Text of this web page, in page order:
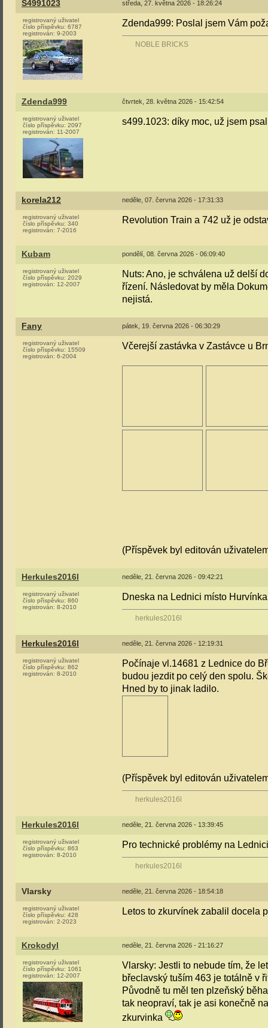
S4991023 středa, 27. května 2026 - 18:26:24
registrovaný uživatel
číslo příspěvku: 6787
registrován: 9-2003
Zdenda999: Poslal jsem Vám
NOBLE BRICKS
Zdenda999 čtvrtek, 28. května 2026 - 15:42:54
registrovaný uživatel
číslo příspěvku: 2097
registrován: 11-2007
s499.1023: díky moc, už jsem
korela212 neděle, 07. června 2026 - 17:31:33
registrovaný uživatel
číslo příspěvku: 340
registrován: 7-2016
Revolution Train a 742 už je
Kubam pondělí, 08. června 2026 - 06:09:40
registrovaný uživatel
číslo příspěvku: 2029
registrován: 12-2007
Nuts: Ano, je schválena už delší
řízení. Následovat by měla
nejistá.
Fany pátek, 19. června 2026 - 06:30:29
registrovaný uživatel
číslo příspěvku: 15509
registrován: 6-2004
Včerejší zastávka v Zastávce u
(Příspěvek byl editován
Herkules2016l neděle, 21. června 2026 - 09:42:21
registrovaný uživatel
číslo příspěvku: 860
registrován: 8-2010
Dneska na Lednici místo
herkules2016l
Herkules2016l neděle, 21. června 2026 - 12:19:31
registrovaný uživatel
číslo příspěvku: 862
registrován: 8-2010
Počínaje vl.14681 z Lednice do
budou jezdit po celý den spolu.
Hned by to jinak ladilo.
(Příspěvek byl editován
herkules2016l
Herkules2016l neděle, 21. června 2026 - 13:39:45
registrovaný uživatel
číslo příspěvku: 863
registrován: 8-2010
Pro technické problémy na
herkules2016l
Vlarsky neděle, 21. června 2026 - 18:54:18
registrovaný uživatel
číslo příspěvku: 428
registrován: 2-2023
Letos to zkurvínek zabalil docela
Krokodyl neděle, 21. června 2026 - 21:16:27
registrovaný uživatel
číslo příspěvku: 1061
registrován: 12-2007
Vlarsky: Jestli to nebude tím, že
břeclavský tuším 463 je totálně v
Původně tu měl ten plzeňský
tak neopraví, tak je asi konečně
zkurvinka